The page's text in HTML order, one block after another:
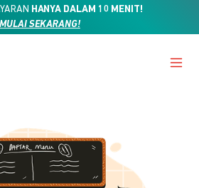
HANYA DALAM 10 MENIT!
MULAI SEKARANG!